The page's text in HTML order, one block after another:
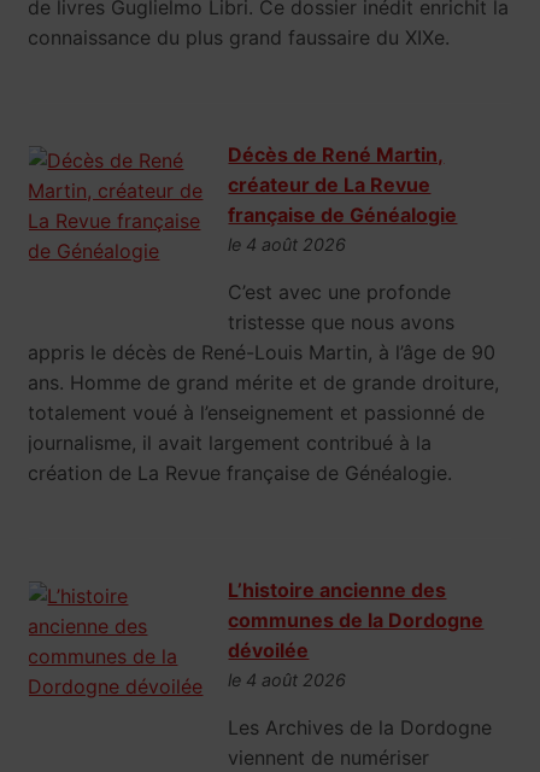
de livres Guglielmo Libri. Ce dossier inédit enrichit la
connaissance du plus grand faussaire du XIXe.
Décès de René Martin,
créateur de La Revue
française de Généalogie
le 4 août 2026
C’est avec une profonde
tristesse que nous avons
appris le décès de René-Louis Martin, à l’âge de 90
ans. Homme de grand mérite et de grande droiture,
totalement voué à l’enseignement et passionné de
journalisme, il avait largement contribué à la
création de La Revue française de Généalogie.
L’histoire ancienne des
communes de la Dordogne
dévoilée
le 4 août 2026
Les Archives de la Dordogne
viennent de numériser